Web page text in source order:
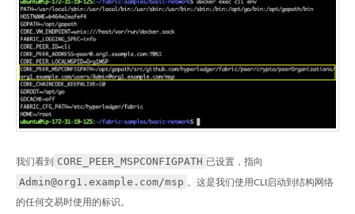
我们看到 CORE_PEER_MSPCONFIGPATH 已设置，指向
Admin@org1.example.com/msp 。这是我们使用CLI启动到结构网络
的任何交易时使用的标识。